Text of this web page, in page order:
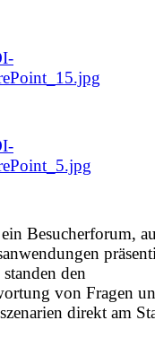
Besucherforum,
den
von Fragen
direkt am